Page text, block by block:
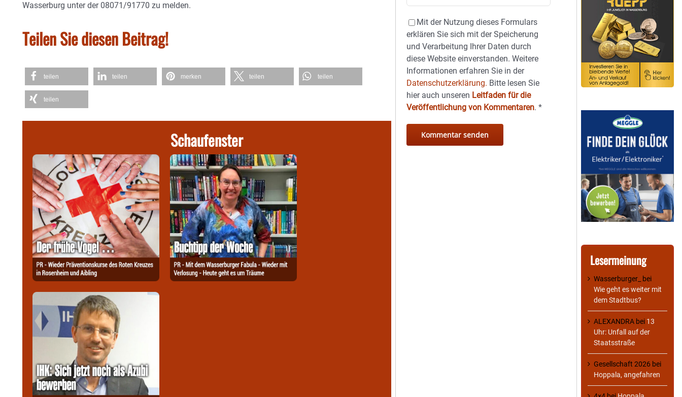
Wasserburg unter der 08071/91770 zu melden.
Teilen Sie diesen Beitrag!
teilen teilen merken teilen teilen
teilen
Schaufenster
Mit der Nutzung dieses Formulars
erklären Sie sich mit der Speicherung
und Verarbeitung Ihrer Daten durch
diese Website einverstanden. Weitere
Informationen erfahren Sie in der
Datenschutzerklärung. Bitte lesen Sie
hier auch unseren Leitfaden für die
Veröffentlichung von Kommentaren.*
Lesermeinung
Wasserburger_
bei
Wie geht es weiter mit
dem Stadtbus?
ALEXANDRA bei 13
Uhr: Unfall auf der
Staatsstraße
Gesellschaft 2026 bei
Hoppala, angefahren